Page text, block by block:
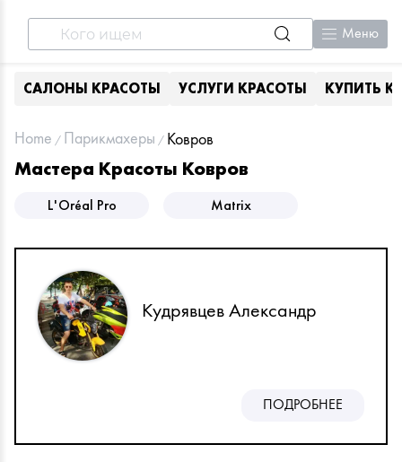
Меню
САЛОНЫ КРАСОТЫ УСЛУГИ КРАСОТЫ КУПИТЬ
Home Парикмахеры Ковров
Мастера Красоты Ковров
L'Oréal Pro Matrix
Кудрявцев Александр
ПОДРОБНЕЕ